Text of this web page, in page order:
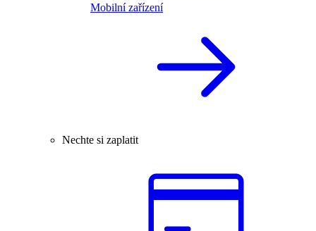
Mobilní zařízení
Nechte si zaplatit